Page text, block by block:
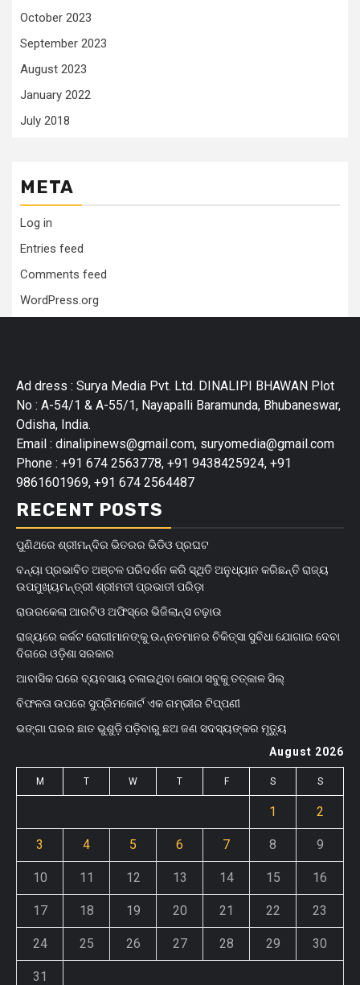
October 2023
September 2023
August 2023
January 2022
July 2018
META
Log in
Entries feed
Comments feed
WordPress.org
Ad dress : Surya Media Pvt. Ltd. DINALIPI BHAWAN Plot
No : A-54/1 & A-55/1, Nayapalli Baramunda, Bhubaneswar,
Odisha, India.
Email : dinalipinews@gmail.com, suryomedia@gmail.com
Phone : +91 674 2563778, +91 9438425924, +91
9861601969, +91 674 2564487
RECENT POSTS
ପୁଣିଥରେ ଶ୍ରୀମନ୍ଦିର ଭିତରର ଭିଡିଓ ପ୍ରଘଟ
ବନ୍ୟା ପ୍ରଭାବିତ ଅଞ୍ଚଳ ପରିଦର୍ଶନ କରି ସ୍ଥିତି ଅନୁଧ୍ୟାନ କରିଛନ୍ତି ରାଜ୍ୟ
ଉପମୁଖ୍ୟମନ୍ତ୍ରୀ ଶ୍ରୀମତୀ ପ୍ରଭାତୀ ପରିଡ଼ା
ରାଉରକେଲା ଆରଟିଓ ଅଫିସ୍‌ରେ ଭିଜିଲାନ୍ସ ଚଢ଼ାଉ
ରାଜ୍ୟରେ କର୍କଟ ରୋଗୀମାନଙ୍କୁ ଉନ୍ନତମାନର ଚିକିତ୍ସା ସୁବିଧା ଯୋଗାଇ ଦେବା
ଦିଗରେ ଓଡ଼ିଶା ସରକାର
ଆବାସିକ ଘରେ ବ୍ୟବସାୟ ଚଳାଇଥିବା କୋଠା ସବୁକୁ ତତ୍କାଳ ସିଲ୍‌
ବିଫଳତା ଉପରେ ସୁପ୍ରିମକୋର୍ଟ ଏକ ଗମ୍ଭୀର ଟିପ୍ପଣୀ
ଭଙ୍ଗା ଘରର ଛାତ ଭୁଶୁଡ଼ି ପଡ଼ିବାରୁ ଛଅ ଜଣ ସଦସ୍ୟଙ୍କର ମୃତ୍ୟୁ
August 2026
M T W T F S S
1 2
3 4 5 6 7 8 9
10 11 12 13 14 15 16
17 18 19 20 21 22 23
24 25 26 27 28 29 30
31